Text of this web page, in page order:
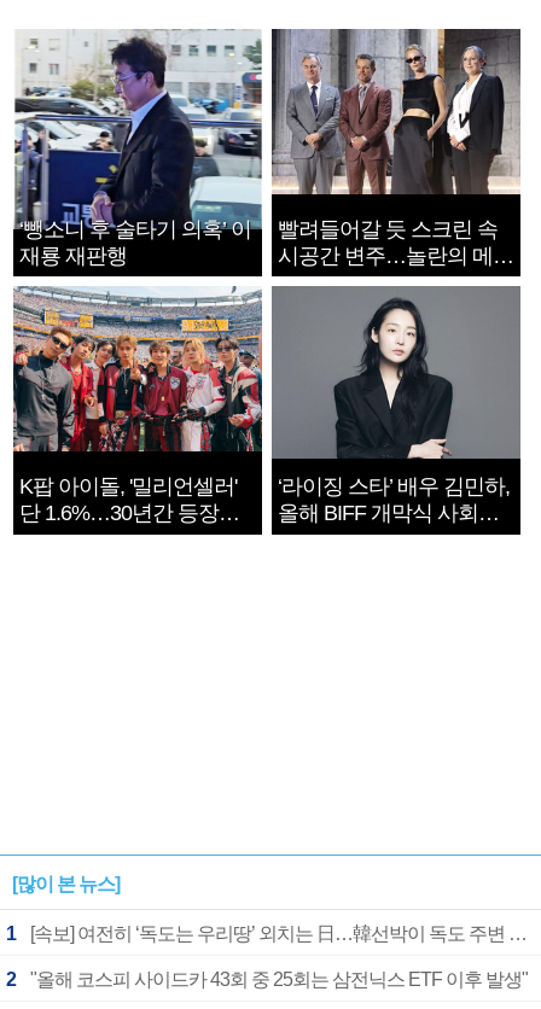
‘뺑소니 후 술타기 의혹’ 이
재룡 재판행
빨려들어갈 듯 스크린 속
시공간 변주…놀란의 메시
지는 ‘전쟁 속죄’
K팝 아이돌, '밀리언셀러'
단 1.6%…30년간 등장
1182개팀 전수조사
‘라이징 스타’ 배우 김민하,
올해 BIFF 개막식 사회자
확정
[많이 본 뉴스]
1 [속보] 여전히 ‘독도는 우리땅’ 외치는 日…韓선박이 독도 주변 해양조사 활동하자 반발
2 "올해 코스피 사이드카 43회 중 25회는 삼전닉스 ETF 이후 발생"